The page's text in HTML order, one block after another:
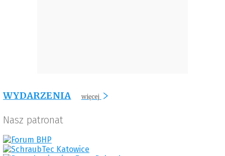
WYDARZENIA więcej
Nasz patronat